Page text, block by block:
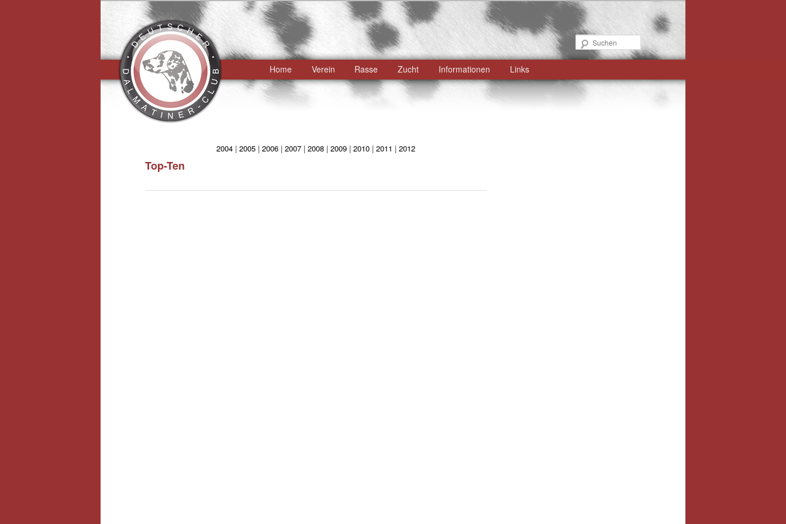
Suchen
Zum
primären
Home Verein Rasse Zucht Informationen Links
2004 | 2005 | 2006 | 2007 | 2008 | 2009 | 2010 | 2011 | 2012
Top-Ten